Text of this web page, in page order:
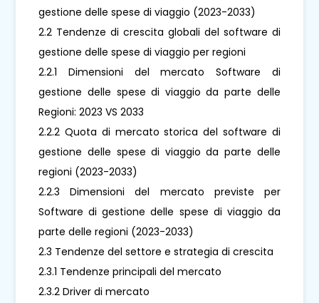
gestione delle spese di viaggio (2023-2033)
2.2 Tendenze di crescita globali del software di
gestione delle spese di viaggio per regioni
2.2.1 Dimensioni del mercato Software di
gestione delle spese di viaggio da parte delle
Regioni: 2023 VS 2033
2.2.2 Quota di mercato storica del software di
gestione delle spese di viaggio da parte delle
regioni (2023-2033)
2.2.3 Dimensioni del mercato previste per
Software di gestione delle spese di viaggio da
parte delle regioni (2023-2033)
2.3 Tendenze del settore e strategia di crescita
2.3.1 Tendenze principali del mercato
2.3.2 Driver di mercato